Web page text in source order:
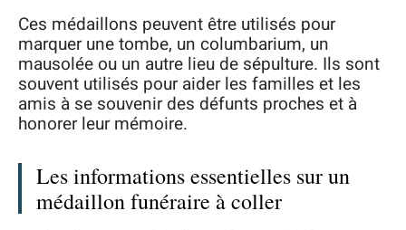
Ces médaillons peuvent être utilisés pour
marquer une tombe, un columbarium, un
mausolée ou un autre lieu de sépulture. Ils sont
souvent utilisés pour aider les familles et les
amis à se souvenir des défunts proches et à
honorer leur mémoire.
Les informations essentielles sur un
médaillon funéraire à coller